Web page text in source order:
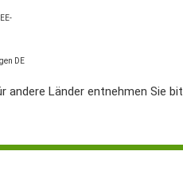
DE
Länder entnehmen Sie